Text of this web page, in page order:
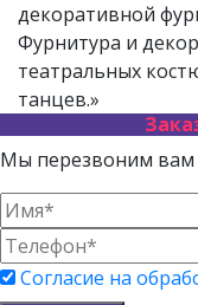
декоративной
Фурнитура и
театральных
танцев.»
Мы перезвоним вам
Согласие на